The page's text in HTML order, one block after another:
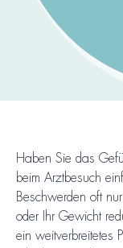
Haben Sie das
beim Arztbesuch
Beschwerden oft
oder Ihr Gewicht
ein weitverbreitetes